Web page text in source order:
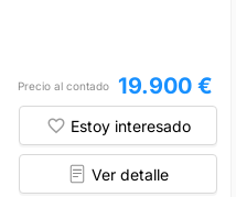
Precio al contado 19.900 €
Estoy interesado
Ver detalle